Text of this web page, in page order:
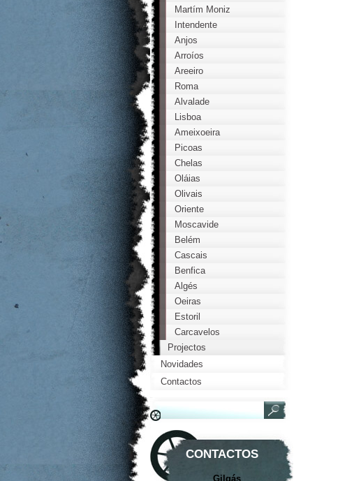
lisboa
Martím Moniz
Intendente
Anjos
Arroíos
Areeiro
Roma
Alvalade
Lisboa
Ameixoeira
Picoas
Chelas
Oláias
Olivais
Oriente
Moscavide
Belém
Cascais
Benfica
Algés
Oeiras
Estoril
Carcavelos
Projectos
Novidades
Contactos
CONTACTOS
Gilgás